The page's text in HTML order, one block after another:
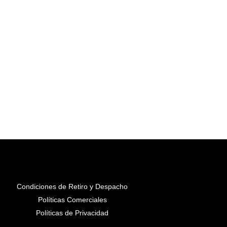
Condiciones de Retiro y Despacho
Políticas Comerciales
Políticas de Privacidad